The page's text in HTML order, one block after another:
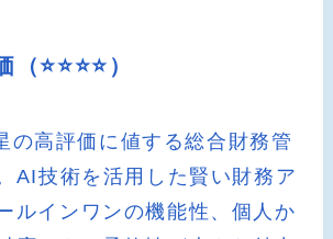
⭐️⭐️⭐️⭐️）
の高評価に値する総合財務管
AI技術を活用した賢い財務ア
ルインワンの機能性、個人か